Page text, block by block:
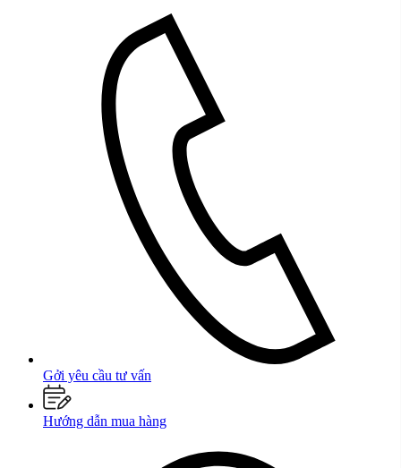
Gởi yêu cầu tư vấn
Hướng dẫn mua hàng